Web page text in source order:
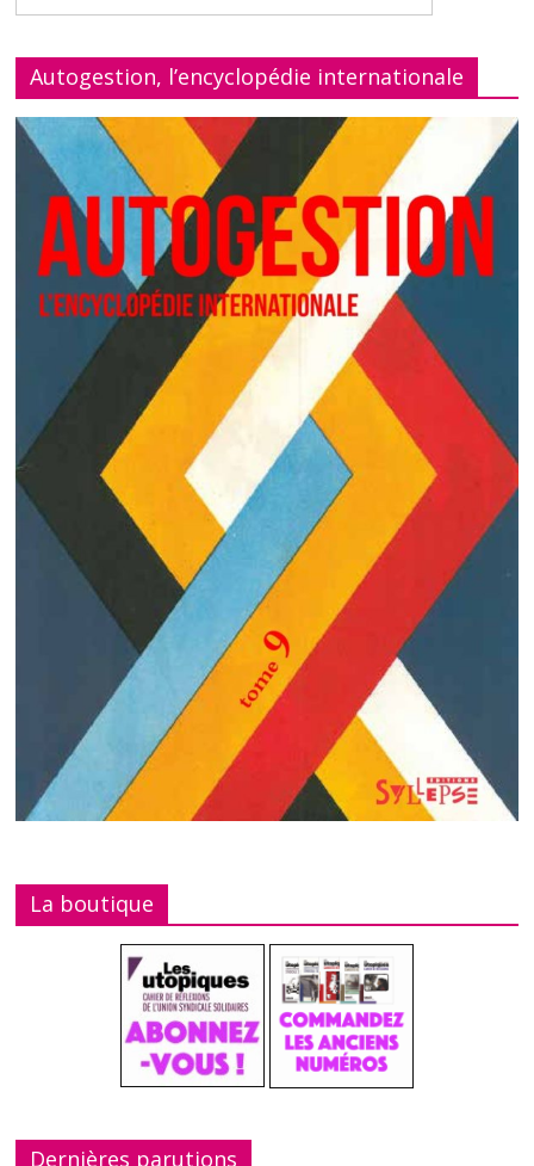
Autogestion, l’encyclopédie internationale
La boutique
Dernières parutions